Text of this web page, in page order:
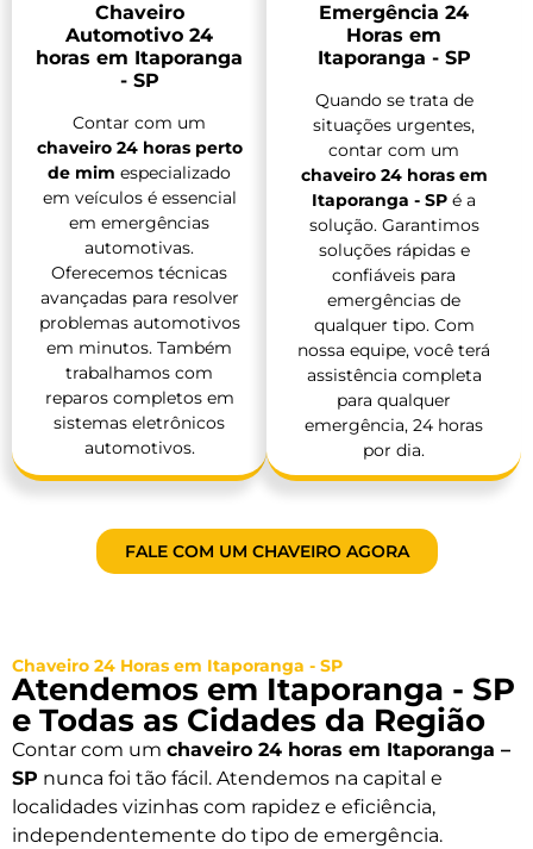
Chaveiro
Automotivo 24
horas em Itaporanga
- SP
Contar com um
chaveiro 24 horas perto
de mim especializado
em veículos é essencial
em emergências
automotivas.
Oferecemos técnicas
avançadas para resolver
problemas automotivos
em minutos. Também
trabalhamos com
reparos completos em
sistemas eletrônicos
automotivos.
Emergência 24
Horas em
Itaporanga - SP
Quando se trata de
situações urgentes,
contar com um
chaveiro 24 horas em
Itaporanga - SP é a
solução. Garantimos
soluções rápidas e
confiáveis para
emergências de
qualquer tipo. Com
nossa equipe, você terá
assistência completa
para qualquer
emergência, 24 horas
por dia.
FALE COM UM CHAVEIRO AGORA
Chaveiro 24 Horas em Itaporanga - SP
Atendemos em Itaporanga - SP
e Todas as Cidades da Região
Contar com um chaveiro 24 horas em Itaporanga –
SP nunca foi tão fácil. Atendemos na capital e
localidades vizinhas com rapidez e eficiência,
independentemente do tipo de emergência.